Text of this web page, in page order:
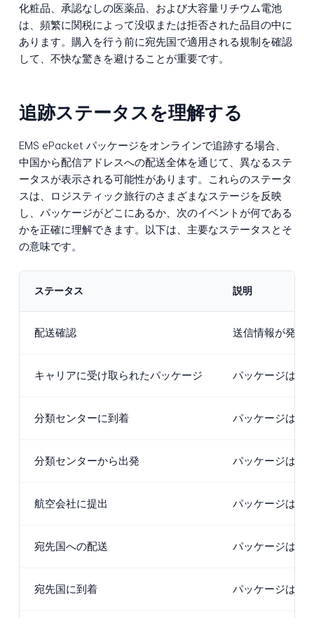
化粧品、承認なしの医薬品、および大容量リチウム電池
は、頻繁に関税によって没収または拒否された品目の中に
あります。購入を行う前に宛先国で適用される規制を確認
して、不快な驚きを避けることが重要です。
追跡ステータスを理解する
EMS ePacket パッケージをオンラインで追跡する場合、
中国から配信アドレスへの配送全体を通じて、異なるステ
ータスが表示される可能性があります。これらのステータ
スは、ロジスティック旅行のさまざまなステージを反映
し、パッケージがどこにあるか、次のイベントが何である
かを正確に理解できます。以下は、主要なステータスとそ
の意味です。
ステータス 説明
配送確認 送信情報が発送
キャリアに受け取られたパッケージ パッケージは原
分類センターに到着 パッケージは分
分類センターから出発 パッケージは分
航空会社に提出 パッケージは国
宛先国への配送 パッケージは中
宛先国に到着 パッケージは受